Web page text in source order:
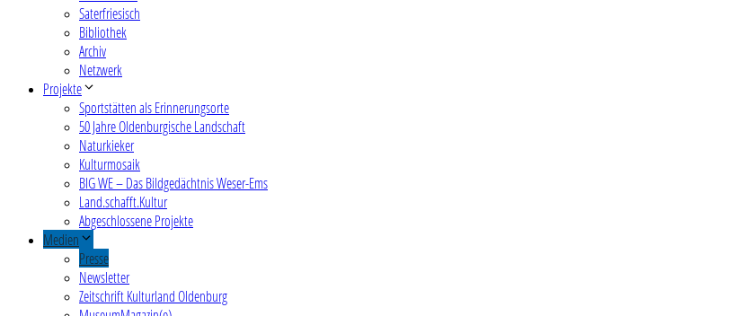
Saterfriesisch
Bibliothek
Archiv
Netzwerk
Projekte
Sportstätten als Erinnerungsorte
50 Jahre Oldenburgische Landschaft
Naturkieker
Kulturmosaik
BIG WE – Das Bildgedächtnis Weser-Ems
Land.schafft.Kultur
Abgeschlossene Projekte
Medien
Presse
Newsletter
Zeitschrift Kulturland Oldenburg